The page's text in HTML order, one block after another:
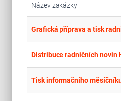
Název zakázky
Tisk informačního